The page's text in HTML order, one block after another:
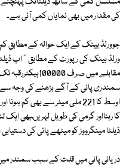
کی مقدار میں بھی نمایاں کمی آئی ہے۔
سمندری پانی کے آگے بڑھنے کی وجہ سے
اوسط کا 221 ملی میٹر سے
کا رہنااور گرمی کی طویل لہریںبھی
ڈیلٹا مینگرووز کو میٹھے پانی کی
دریائی پانی میں قلت کے سبب سمندر میں